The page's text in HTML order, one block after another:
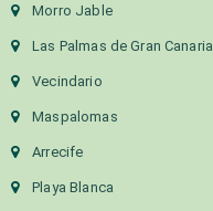
Morro Jable
Las Palmas de Gran Canaria
Vecindario
Maspalomas
Arrecife
Playa Blanca